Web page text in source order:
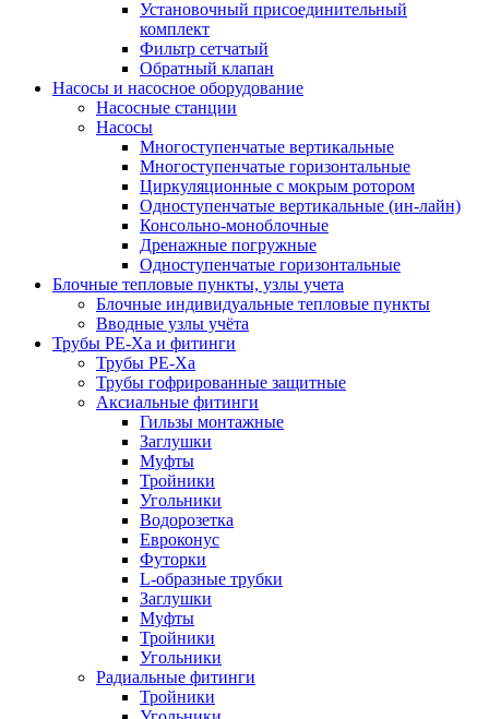
Установочный присоединительный
комплект
Фильтр сетчатый
Обратный клапан
Насосы и насосное оборудование
Насосные станции
Насосы
Многоступенчатые вертикальные
Многоступенчатые горизонтальные
Циркуляционные с мокрым ротором
Одноступенчатые вертикальные (ин-лайн)
Консольно-моноблочные
Дренажные погружные
Одноступенчатые горизонтальные
Блочные тепловые пункты, узлы учета
Блочные индивидуальные тепловые пункты
Вводные узлы учёта
Трубы РЕ-Ха и фитинги
Трубы РЕ-Ха
Трубы гофрированные защитные
Аксиальные фитинги
Гильзы монтажные
Заглушки
Муфты
Тройники
Угольники
Водорозетка
Евроконус
Футорки
L-образные трубки
Заглушки
Муфты
Тройники
Угольники
Радиальные фитинги
Тройники